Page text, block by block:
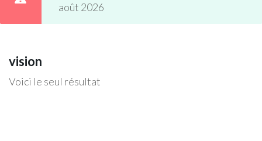
août 2026
vision
Voici le seul résultat